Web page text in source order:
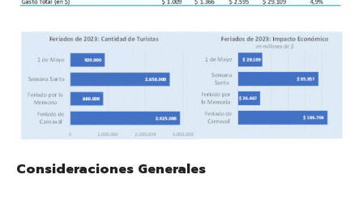
Consideraciones Generales